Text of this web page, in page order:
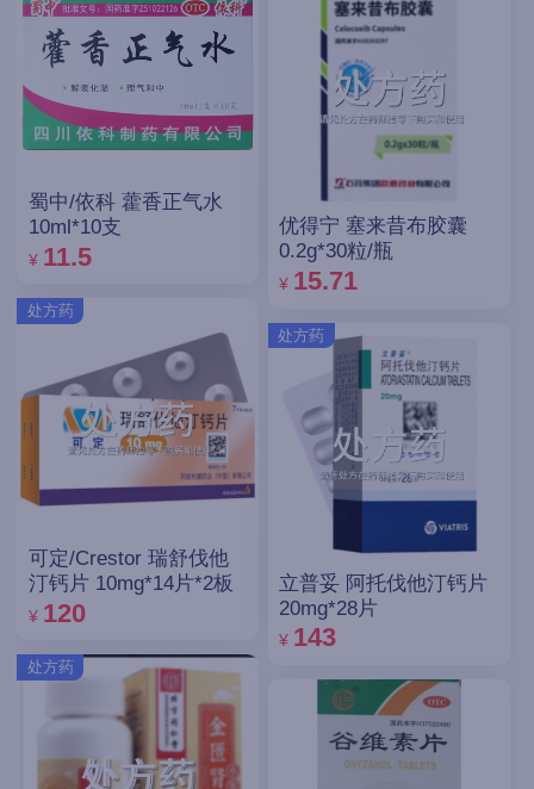
蜀中/依科 藿香正气水
10ml*10支
¥ 11.5
处方药
可定/Crestor 瑞舒伐他
汀钙片 10mg*14片*2板
¥ 120
处方药
优得宁 塞来昔布胶囊
0.2g*30粒/瓶
¥ 15.71
处方药
立普妥 阿托伐他汀钙片
20mg*28片
¥ 143